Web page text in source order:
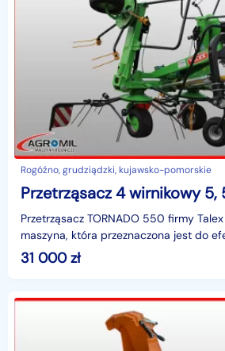
Rogóźno, grudziądzki, kujawsko-pomorskie
Przetrząsacz TORNADO 550 firmy
maszyna, która przeznaczona jest do
przetrząsania słomy oraz siana,
31 000zł